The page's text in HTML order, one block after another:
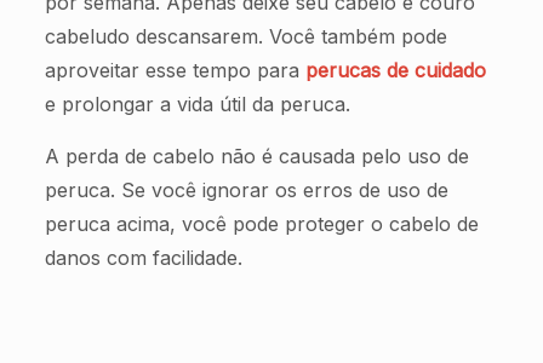
cabeludo descansarem. Você também pode
aproveitar esse tempo para perucas de cuidado
e prolongar a vida útil da peruca.
A perda de cabelo não é causada pelo uso de
peruca. Se você ignorar os erros de uso de
peruca acima, você pode proteger o cabelo de
danos com facilidade.